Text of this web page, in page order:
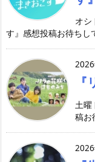
オシ
す』感想投稿お待ち
土曜
稿お